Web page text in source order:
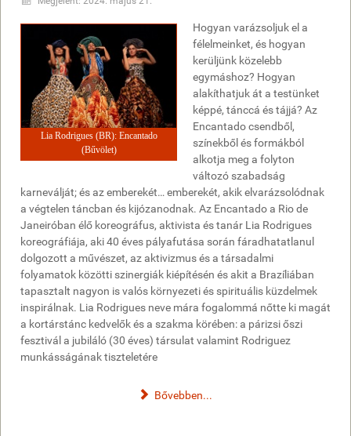
Lia Rodrigues (BR): Encantado
(Bűvölet)
Hogyan varázsoljuk el a
félelmeinket, és hogyan
kerüljünk közelebb
egymáshoz? Hogyan
alakíthatjuk át a testünket
képpé, tánccá és tájjá? Az
Encantado csendből,
színekből és formákból
alkotja meg a folyton
változó szabadság
karneválját; és az emberekét… emberekét, akik elvarázsolódnak
a végtelen táncban és kijózanodnak. Az Encantado a Rio de
Janeiróban élő koreográfus, aktivista és tanár Lia Rodrigues
koreográfiája, aki 40 éves pályafutása során fáradhatatlanul
dolgozott a művészet, az aktivizmus és a társadalmi
folyamatok közötti szinergiák kiépítésén és akit a Brazíliában
tapasztalt nagyon is valós környezeti és spirituális küzdelmek
inspirálnak. Lia Rodrigues neve mára fogalommá nőtte ki magát
a kortárstánc kedvelők és a szakma körében: a párizsi őszi
fesztivál a jubiláló (30 éves) társulat valamint Rodriguez
munkásságának tiszteletére
Bővebben...